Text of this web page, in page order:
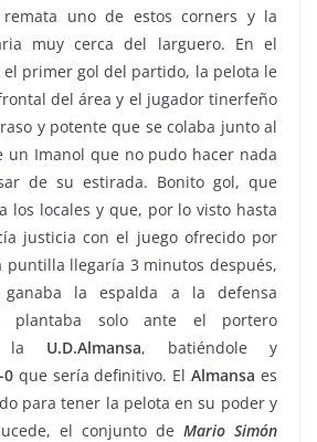
uno de estos corners y la
muy cerca del larguero. En el
el primer gol del partido, la pelota le
del área y el jugador tinerfeño
y potente que se colaba junto al
un Imanol que no pudo hacer nada
de su estirada. Bonito gol, que
los locales y que, por lo visto hasta
justicia con el juego ofrecido por
puntilla llegaría 3 minutos después,
la espalda a la defensa
plantaba solo ante el portero
la U.D.Almansa, batiéndole y
0que sería definitivo. ElAlmansa es
para tener la pelota en su poder y
el conjunto de Mario Simón